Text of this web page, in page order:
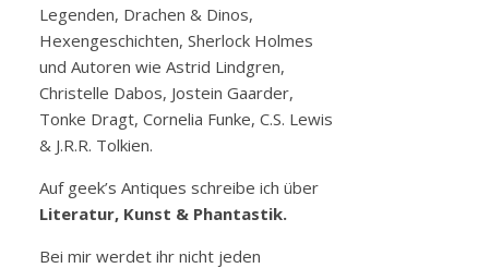
Legenden, Drachen & Dinos,
Hexengeschichten, Sherlock Holmes
und Autoren wie Astrid Lindgren,
Christelle Dabos, Jostein Gaarder,
Tonke Dragt, Cornelia Funke, C.S. Lewis
& J.R.R. Tolkien.
Auf geek’s Antiques schreibe ich über
Literatur, Kunst & Phantastik.
Bei mir werdet ihr nicht jeden